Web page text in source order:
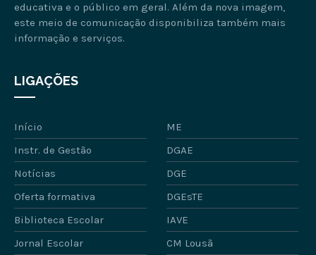
educativa e o público em geral. Além da nova imagem,
este meio de comunicação disponibiliza também mais
informação e serviços.
LIGAÇÕES
Início
ME
Instr. de Gestão
DGAE
Notícias
DGE
Oferta formativa
DGEsTE
Biblioteca Escolar
IAVE
Jornal Escolar
CM Lousã